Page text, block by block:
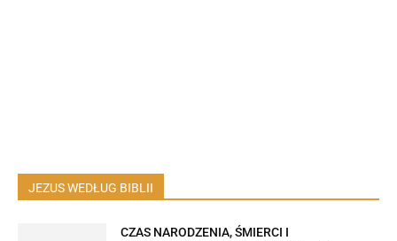
JEZUS WEDŁUG BIBLII
CZAS NARODZENIA, ŚMIERCI I